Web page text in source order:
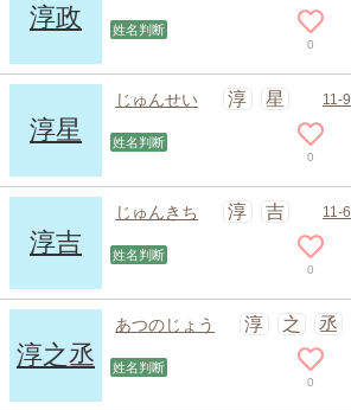
淳政 姓名判断
0
淳星
じゅんせい 淳 星 11-9
姓名判断
0
淳吉
じゅんきち 淳 吉 11-6
姓名判断
0
淳之丞
あつのじょう 淳 之 丞
姓名判断
0